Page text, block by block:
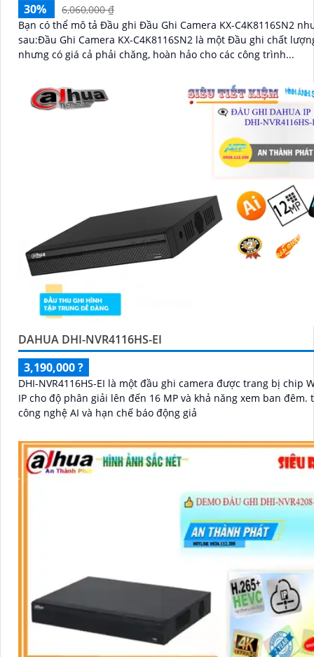
30%
6,060,000 ₫
Bạn có thể mô tả Đầu ghi Đầu Ghi Camera KX-C4K8116SN2
sau:Đầu Ghi Camera KX-C4K8116SN2 là một Đầu ghi chất
nhưng có giá cả phải chăng, hoàn hảo cho các công trình...
DAHUA DHI-NVR4116HS-EI
3,190,000 ?
DHI-NVR4116HS-EI là một đầu ghi camera được trang bị chip
IP cho độ phân giải lên đến 16 MP và khả năng xem ban đêm. tích hợp
công nghệ AI và hạn chế báo động giả